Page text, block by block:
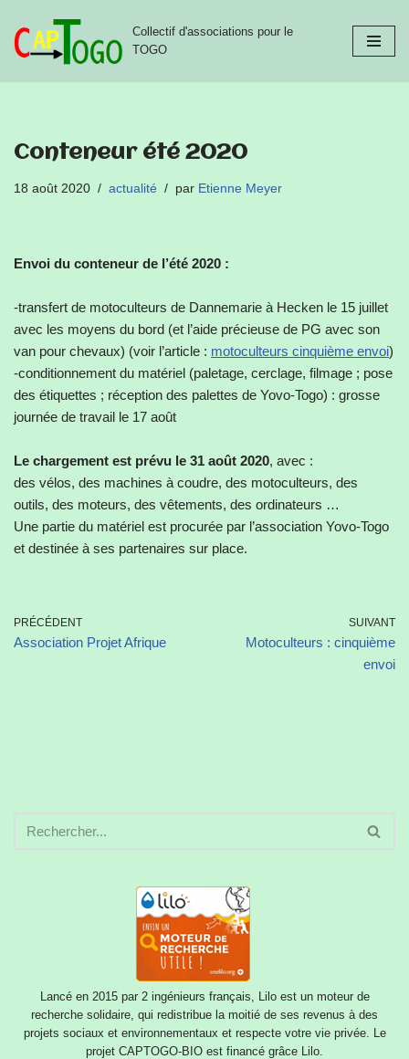
Aller
Collectif d'associations pour le
TOGO
Conteneur été 2020
18 août 2020 actualité par Etienne Meyer
Envoi du conteneur de l’été 2020 :
-transfert de motoculteurs de Dannemarie à Hecken le 15 juillet
avec les moyens du bord (et l’aide précieuse de PG avec son
van pour chevaux) (voir l’article : motoculteurs cinquième envoi)
-conditionnement du matériel (paletage, cerclage, filmage ; pose
des étiquettes ; réception des palettes de Yovo-Togo) : grosse
journée de travail le 17 août
Le chargement est prévu le 31 août 2020, avec :
des vélos, des machines à coudre, des motoculteurs, des
outils, des moteurs, des vêtements, des ordinateurs …
Une partie du matériel est procurée par l’association Yovo-Togo
et destinée à ses partenaires sur place.
PRÉCÉDENT
Association Projet Afrique
SUIVANT
Motoculteurs : cinquième
envoi
Lancé en 2015 par 2 ingénieurs français, Lilo est un moteur de
recherche solidaire, qui redistribue la moitié de ses revenus à des
projets sociaux et environnementaux et respecte votre vie privée. Le
projet CAPTOGO-BIO est financé grâce Lilo.